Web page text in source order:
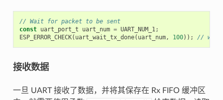
// Wait for packet to be sent
const uart_port_t uart_num = UART_NUM_1;
ESP_ERROR_CHECK( uart_wait_tx_done( uart_num, 100)); // wait
接收数据
一旦 UART 接收了数据，并将其保存在 Rx FIFO 缓冲区